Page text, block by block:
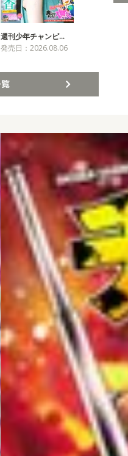
週刊少年チャンピ…
発売日：2026.08.06